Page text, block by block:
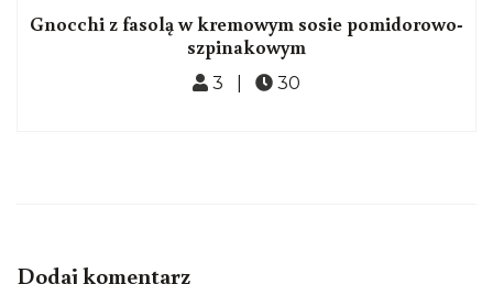
Gnocchi z fasolą w kremowym sosie pomidorowo-
szpinakowym
3 | 30
Dodaj komentarz